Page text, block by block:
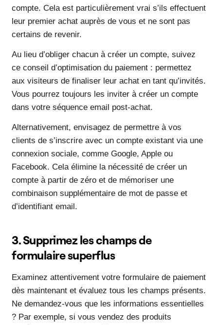
compte. Cela est particulièrement vrai s’ils effectuent
leur premier achat auprès de vous et ne sont pas
certains de revenir.
Au lieu d’obliger chacun à créer un compte, suivez
ce conseil d’optimisation du paiement : permettez
aux visiteurs de finaliser leur achat en tant qu’invités.
Vous pourrez toujours les inviter à créer un compte
dans votre séquence email post-achat.
Alternativement, envisagez de permettre à vos
clients de s’inscrire avec un compte existant via une
connexion sociale, comme Google, Apple ou
Facebook. Cela élimine la nécessité de créer un
compte à partir de zéro et de mémoriser une
combinaison supplémentaire de mot de passe et
d’identifiant email.
3. Supprimez les champs de
formulaire superflus
Examinez attentivement votre formulaire de paiement
dès maintenant et évaluez tous les champs présents.
Ne demandez-vous que les informations essentielles
? Par exemple, si vous vendez des produits